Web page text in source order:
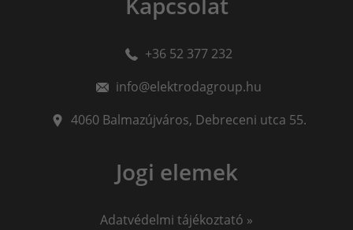
+36 52 377 232
info@elektrodagroup.hu
4060 Balmazújváros, Debreceni utca 55.
Jogi elemek
Adatvédelmi tájékoztató »